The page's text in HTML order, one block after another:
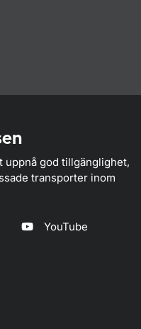
god tillgänglighet,
transporter inom
YouTube